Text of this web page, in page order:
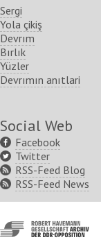
Sergi
Yola çikiş
Devrım
Bırlık
Yüzler
Devrımın anıtlari
Social Web
Facebook
Twitter
RSS-Feed Blog
RSS-Feed News
http://
gesellschaft.de/